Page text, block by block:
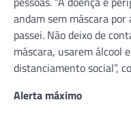
andam sem máscara
passei. Não deixo de
máscara, usarem álcool
distanciamento social”,
Alerta máximo